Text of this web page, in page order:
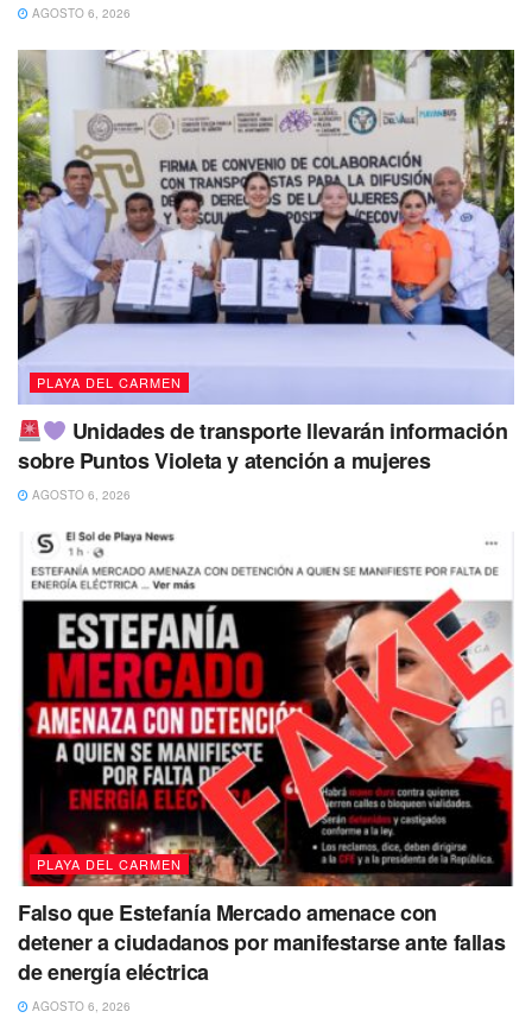
AGOSTO 6, 2026
PLAYA DEL CARMEN
Unidades de transporte llevarán información
sobre Puntos Violeta y atención a mujeres
AGOSTO 6, 2026
PLAYA DEL CARMEN
Falso que Estefanía Mercado amenace con
detener a ciudadanos por manifestarse ante fallas
de energía eléctrica
AGOSTO 6, 2026